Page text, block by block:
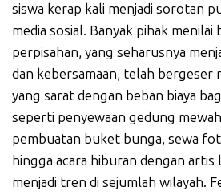
siswa kerap kali menjadi sorotan
media sosial. Banyak pihak menilai
perpisahan, yang seharusnya
dan kebersamaan, telah bergeser
yang sarat dengan beban biaya
seperti penyewaan gedung
pembuatan buket bunga, sewa
hingga acara hiburan dengan
menjadi tren di sejumlah wilayah.